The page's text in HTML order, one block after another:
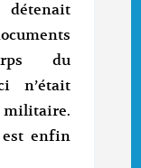
du
n’était
est enfin